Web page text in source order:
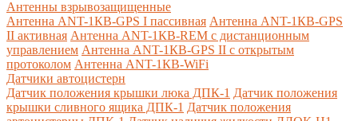
Антенны взрывозащищенные
Антенна ANT-1КВ-GPS I пассивная Антенна ANT-1КВ-GPS
II активная Антенна ANT-1КВ-REM c дистанционным
управлением Антенна ANT-1КВ-GPS II с открытым
протоколом Антенна ANT-1КВ-WiFi
Датчики автоцистерн
Датчик положения крышки люка ДПК-1 Датчик положения
крышки сливного ящика ДПК-1 Датчик положения